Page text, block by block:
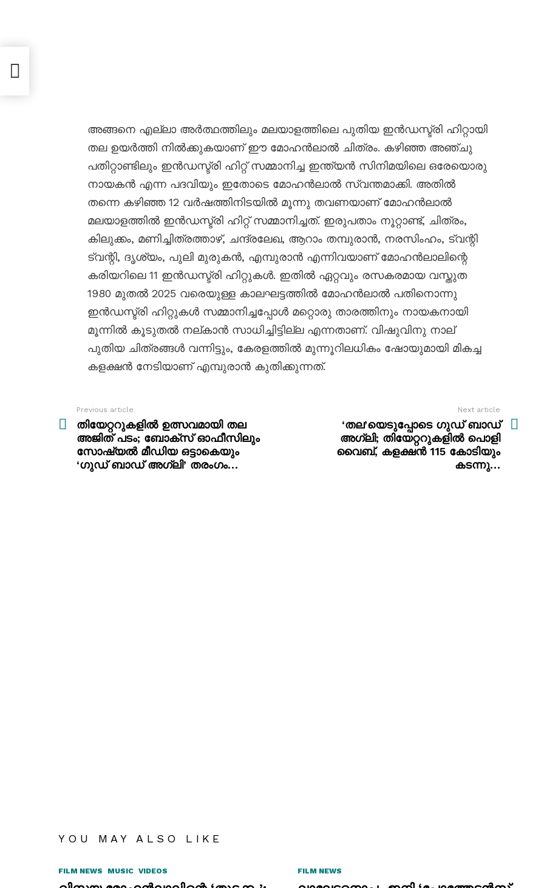
അങ്ങനെ എല്ലാ അർത്ഥത്തിലും മലയാളത്തിലെ പുതിയ ഇൻഡസ്ട്രി ഹിറ്റായി
തല ഉയർത്തി നിൽക്കുകയാണ് ഈ മോഹൻലാൽ ചിത്രം. കഴിഞ്ഞ അഞ്ചു
പതിറ്റാണ്ടിലും ഇൻഡസ്ട്രി ഹിറ്റ് സമ്മാനിച്ച ഇന്ത്യൻ സിനിമയിലെ ഒരേയൊരു
നായകൻ എന്ന പദവിയും ഇതോടെ മോഹൻലാൽ സ്വന്തമാക്കി. അതിൽ
തന്നെ കഴിഞ്ഞ 12 വർഷത്തിനിടയിൽ മൂന്നു തവണയാണ് മോഹൻലാൽ
മലയാളത്തിൽ ഇൻഡസ്ട്രി ഹിറ്റ് സമ്മാനിച്ചത്. ഇരുപതാം നൂറ്റാണ്ട്, ചിത്രം,
കിലുക്കം, മണിച്ചിത്രത്താഴ്, ചന്ദ്രലേഖ, ആറാം തമ്പുരാൻ, നരസിംഹം, ട്വന്റി
ട്വന്റി, ദൃശ്യം, പുലി മുരുകൻ, എമ്പുരാൻ എന്നിവയാണ് മോഹൻലാലിന്റെ
കരിയറിലെ 11 ഇൻഡസ്ട്രി ഹിറ്റുകൾ. ഇതിൽ ഏറ്റവും രസകരമായ വസ്തുത
1980 മുതൽ 2025 വരെയുള്ള കാലഘട്ടത്തിൽ മോഹൻലാൽ പതിനൊന്നു
ഇൻഡസ്ട്രി ഹിറ്റുകൾ സമ്മാനിച്ചപ്പോൾ മറ്റൊരു താരത്തിനും നായകനായി
മൂന്നിൽ കൂടുതൽ നല്കാൻ സാധിച്ചിട്ടില്ല എന്നതാണ്. വിഷുവിനു നാല്
പുതിയ ചിത്രങ്ങൾ വന്നിട്ടും, കേരളത്തിൽ മുന്നൂറിലധികം ഷോയുമായി മികച്ച
കളക്ഷൻ നേടിയാണ് എമ്പുരാൻ കുതിക്കുന്നത്.
more
Previous article
തിയേറ്ററുകളിൽ ഉത്സവമായി തല
അജിത് പടം; ബോക്സ് ഓഫീസിലും
സോഷ്യൽ മീഡിയ ഒട്ടാകെയും
‘ഗുഡ് ബാഡ് അഗ്ലി’ തരംഗം…
Next article
‘തല’യെടുപ്പോടെ ഗുഡ് ബാഡ്
അഗ്ലി; തിയേറ്ററുകളിൽ പൊളി
വൈബ്, കളക്ഷൻ 115 കോടിയും
കടന്നു…
YOU MAY ALSO LIKE
FILM NEWS MUSIC VIDEOS FILM NEWS